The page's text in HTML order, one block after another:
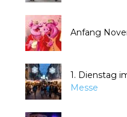
Anfang
1. Dienstag
Messe